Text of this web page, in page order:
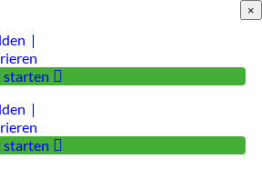
|
starten
|
starten
×